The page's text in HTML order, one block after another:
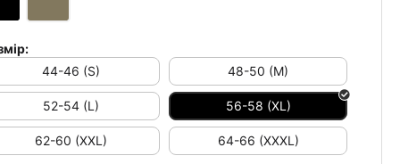
44-46 (S)
48-50 (M)
52-54 (L) 56-58 (XL)
62-60 (XXL) 64-66 (XXXL)